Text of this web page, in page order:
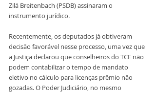
Zilá Breitenbach (PSDB) assinaram o
instrumento jurídico.
Recentemente, os deputados já obtiveram
decisão favorável nesse processo, uma vez que
a Justiça declarou que conselheiros do TCE não
podem contabilizar o tempo de mandato
eletivo no cálculo para licenças prêmio não
gozadas. O Poder Judiciário, no mesmo